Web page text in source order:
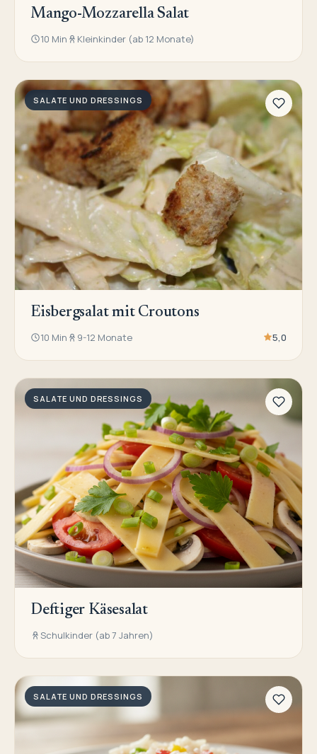
Mango-Mozzarella Salat
10 Min Kleinkinder (ab 12 Monate)
SALATE UND DRESSINGS
Eisbergsalat mit Croutons
10 Min 9-12 Monate 5,0
SALATE UND DRESSINGS
Deftiger Käsesalat
Schulkinder (ab 7 Jahren)
SALATE UND DRESSINGS